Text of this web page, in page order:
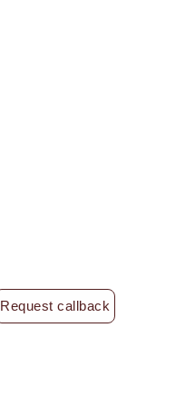
Request callback